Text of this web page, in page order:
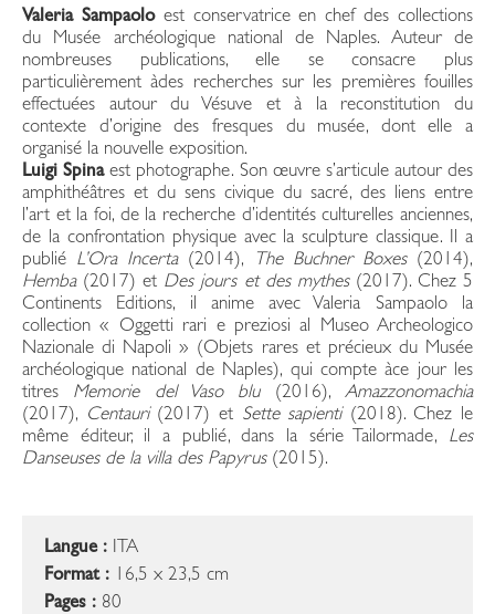
Valeria Sampaoloest conservatrice en chef des collections
du Musée archéologique national de Naples. Auteur de
nombreuses publications, elle se consacre plus
particulièrement àdes recherches sur les premières fouilles
effectuées autour du Vésuve et à la reconstitution du
contexte d’origine des fresques du musée, dont elle a
organisé la nouvelle exposition.
Luigi Spinaest photographe. Son œuvre s’articule autour des
amphithéâtres et du sens civique du sacré, des liens entre
l’art et la foi, de la recherche d’identités culturelles anciennes,
de la confrontation physique avec la sculpture classique. Il a
publié L’Ora Incerta(2014), The Buchner Boxes(2014),
Hemba(2017) et Des jours et des mythes(2017). Chez 5
Continents Editions, il anime avec Valeria Sampaolo la
collection « Oggetti rari e preziosi al Museo Archeologico
Nazionale di Napoli » (Objets rares et précieux du Musée
archéologique national de Naples), qui compte àce jour les
titres Memorie del Vaso blu(2016),Amazzonomachia
(2017), Centauri(2017) et Sette sapienti(2018). Chez le
même éditeur, il a publié, dans la série Tailormade, Les
Danseuses de la villa des Papyrus(2015).
Langue : ITA
Format : 16,5 x 23,5 cm
Pages : 80